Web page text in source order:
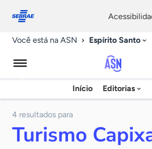
conosco
Você está na ASN Espírito Santo
Início Editorias
4 resultados para
Turismo